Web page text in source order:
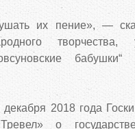
их пение», —
творчества,
2018 года
о